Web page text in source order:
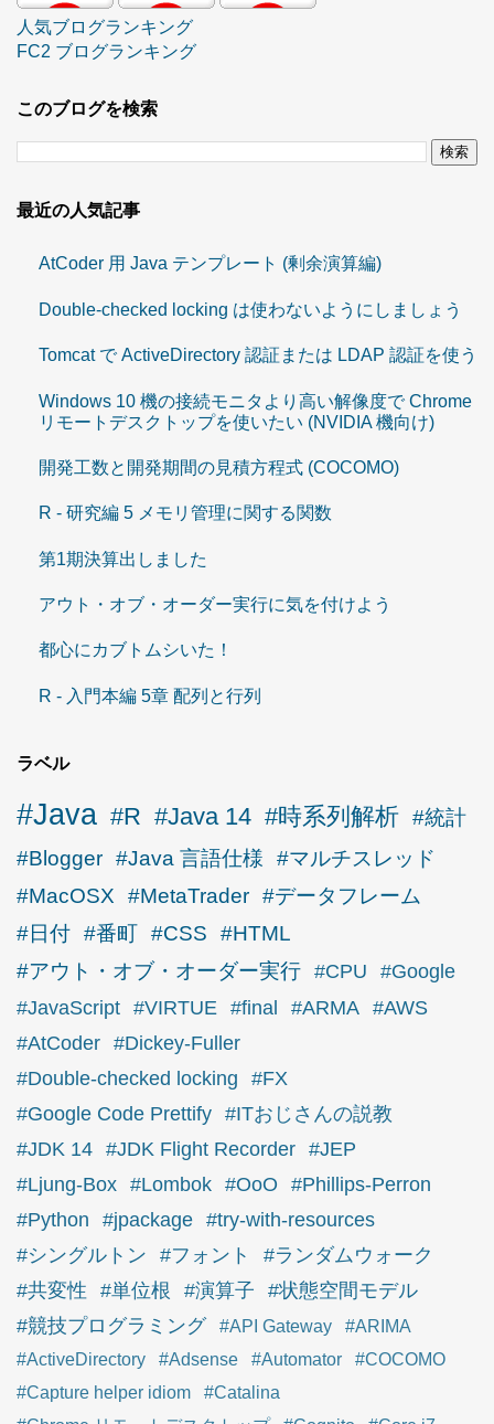
人気ブログランキング
FC2 ブログランキング
このブログを検索
最近の人気記事
AtCoder 用 Java テンプレート (剰余演算編)
Double-checked locking は使わないようにしましょう
Tomcat で ActiveDirectory 認証または LDAP 認証を使う
Windows 10 機の接続モニタより高い解像度で Chrome
リモートデスクトップを使いたい (NVIDIA 機向け)
開発工数と開発期間の見積方程式 (COCOMO)
R - 研究編 5 メモリ管理に関する関数
第1期決算出しました
アウト・オブ・オーダー実行に気を付けよう
都心にカブトムシいた！
R - 入門本編 5章 配列と行列
ラベル
#Java #R #Java 14 #時系列解析 #統計
#Blogger #Java 言語仕様
#マルチスレッド
#MacOSX
#MetaTrader #データフレーム
#日付 #番町 #CSS
#HTML
#アウト・オブ・オーダー実行 #CPU
#Google
#JavaScript #VIRTUE #final #ARMA #AWS
#AtCoder #Dickey-Fuller
#Double-checked locking
#FX
#Google Code Prettify #ITおじさんの説教
#JDK 14 #JDK Flight Recorder #JEP
#Ljung-Box #Lombok #OoO
#Phillips-Perron
#Python
#jpackage #try-with-resources
#シングルトン
#フォント
#ランダムウォーク
#共変性
#単位根 #演算子
#状態空間モデル
#競技プログラミング
#API Gateway
#ARIMA
#ActiveDirectory
#Adsense #Automator
#COCOMO
#Capture helper idiom
#Catalina